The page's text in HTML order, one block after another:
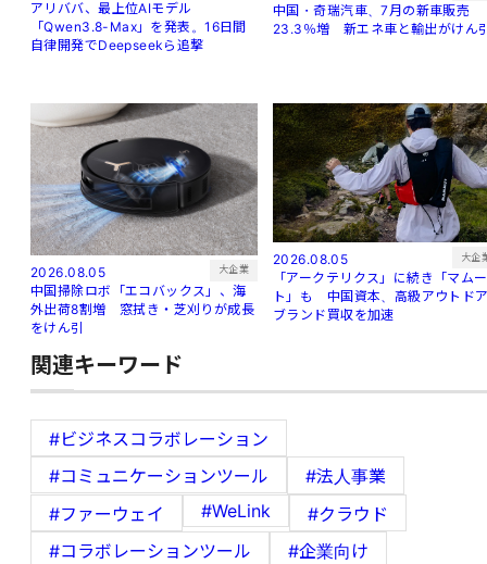
アリババ、最上位AIモデル
「Qwen3.8-Max」を発表。16日間
自律開発でDeepseekら追撃
中国・奇瑞汽車、7月の新車販売
23.3％増 新エネ車と輸出がけん
2026.08.05 大企業
中国掃除ロボ「エコバックス」、海
外出荷8割増 窓拭き・芝刈りが成長
をけん引
2026.08.05 大企
「アークテリクス」に続き「マムー
ト」も 中国資本、高級アウトド
ブランド買収を加速
関連キーワード
#ビジネスコラボレーション
#コミュニケーションツール
#法人事業
#ファーウェイ
#WeLink
#クラウド
#コラボレーションツール
#企業向け